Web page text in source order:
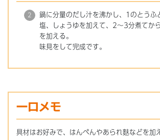
鍋に分量のだし汁を沸かし、1のとうふ
塩、しょうゆを加えて、2～3分煮てか
を加える。
味見をして完成です。
一口メモ
具材はお好みで、はんぺんやあられ麩などを加